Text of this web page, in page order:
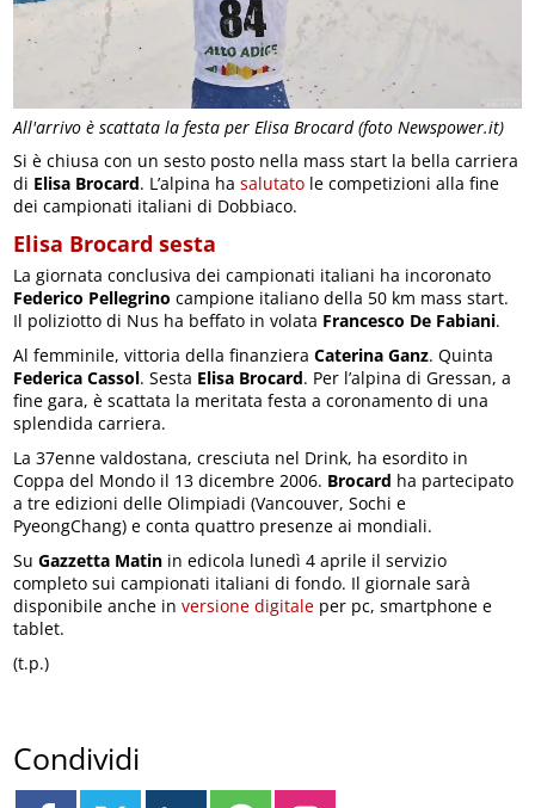
All'arrivo è scattata la festa per Elisa Brocard (foto Newspower.it)
Si è chiusa con un sesto posto nella mass start la bella carriera
di Elisa Brocard. L’alpina hasalutato le competizioni alla fine
dei campionati italiani di Dobbiaco.
Elisa Brocard sesta
La giornata conclusiva dei campionati italiani ha incoronato
Federico Pellegrino campione italiano della 50 km mass start.
Il poliziotto di Nus ha beffato in volata Francesco De Fabiani.
Al femminile, vittoria della finanzieraCaterina Ganz. Quinta
Federica Cassol. Sesta Elisa Brocard. Per l’alpina di Gressan, a
fine gara, è scattata la meritata festa a coronamento di una
splendida carriera.
La 37enne valdostana, cresciuta nel Drink, ha esordito in
Coppa del Mondo il 13 dicembre 2006. Brocard ha partecipato
a tre edizioni delle Olimpiadi (Vancouver, Sochi e
PyeongChang) e conta quattro presenze ai mondiali.
SuGazzetta Matin in edicola lunedì 4 aprile il servizio
completo sui campionati italiani di fondo. Il giornale sarà
disponibile anche inversione digitale per pc, smartphone e
tablet.
(t.p.)
Condividi